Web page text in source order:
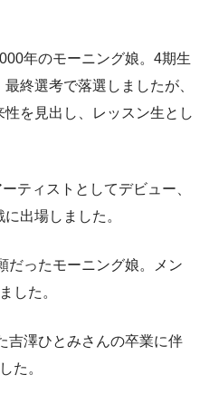
年のモーニング娘。4期生
終選考で落選しましたが、
を見出し、レッスン生とし
ティストとしてデビュー、
出場しました。
だったモーニング娘。メン
した。
吉澤ひとみさんの卒業に伴
た。